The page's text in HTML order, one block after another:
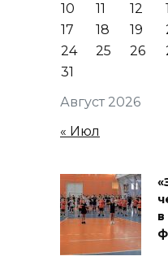
Август 2026
10
11 12
17
18 19
24
25 26
31
« Июл